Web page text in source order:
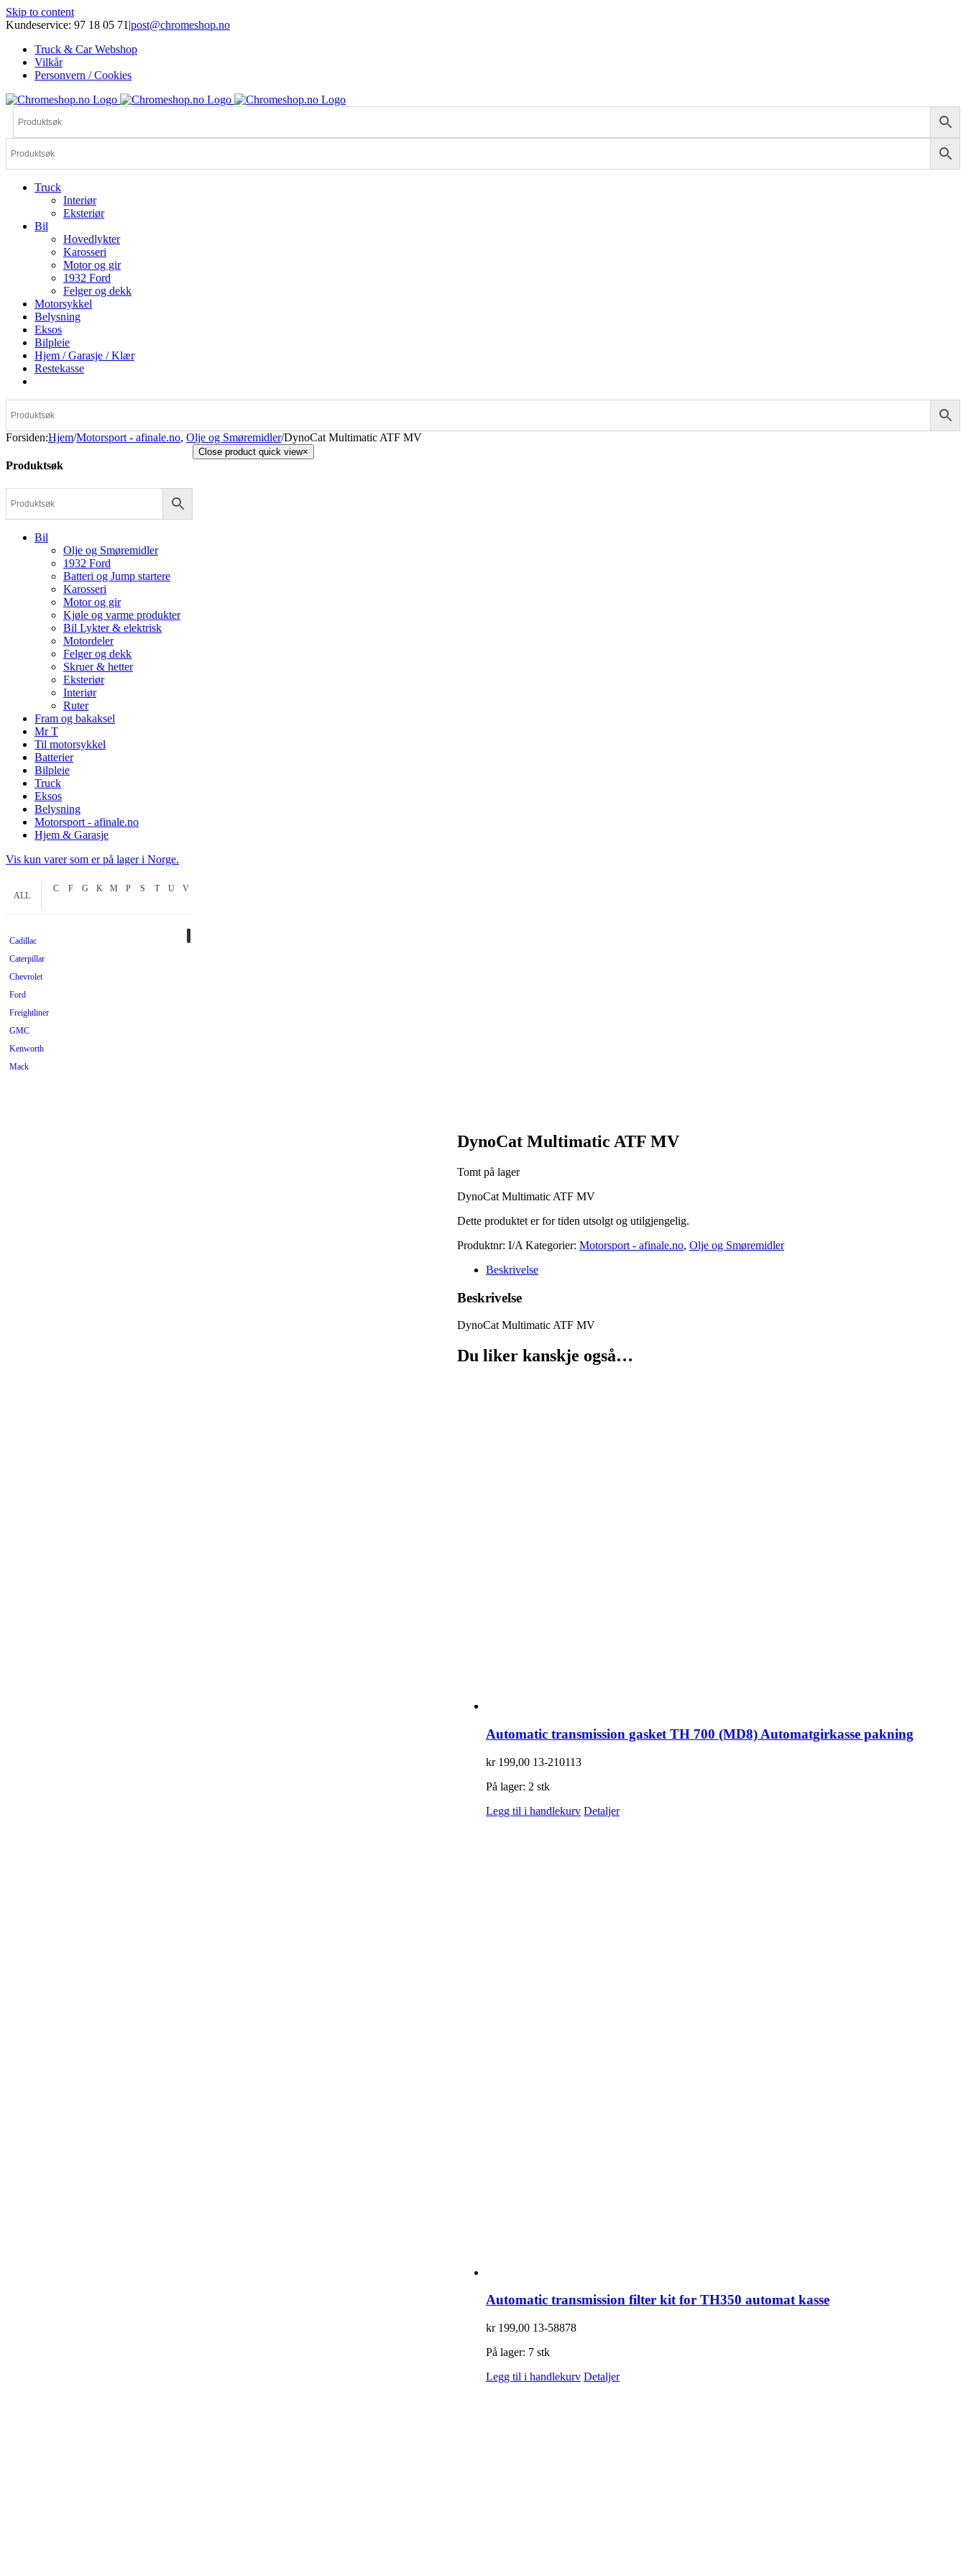
Skip to content
Kundeservice: 97 18 05 71 |post@chromeshop.no
Truck & Car Webshop
Vilkår
Personvern / Cookies
Truck
Interiør
Eksteriør
Bil
Hovedlykter
Karosseri
Motor og gir
1932 Ford
Felger og dekk
Motorsykkel
Belysning
Eksos
Bilpleie
Hjem / Garasje / Klær
Restekasse
Forsiden:Hjem/Motorsport - afinale.no, Olje og Smøremidler/DynoCat Multimatic ATF MV
DynoCat Multimatic ATF MV
Tomt på lager
DynoCat Multimatic ATF MV
Dette produktet er for tiden utsolgt og utilgjengelig.
Produktnr: I/A Kategorier: Motorsport - afinale.no, Olje og Smøremidler
Beskrivelse
Beskrivelse
DynoCat Multimatic ATF MV
Du liker kanskje også…
Automatic transmission gasket TH 700 (MD8) Automatgirkasse pakning
kr199,00 13-210113
På lager: 2 stk
Legg til i handlekurv Detaljer
Automatic transmission filter kit for TH350 automat kasse
kr199,00 13-58878
På lager: 7 stk
Legg til i handlekurv Detaljer
Produktsøk
Bil
Olje og Smøremidler
1932 Ford
Batteri og Jump startere
Karosseri
Motor og gir
Kjøle og varme produkter
Bil Lykter & elektrisk
Motordeler
Felger og dekk
Skruer & hetter
Eksteriør
Interiør
Ruter
Fram og bakaksel
Mr T
Til motorsykkel
Batterier
Bilpleie
Truck
Eksos
Belysning
Motorsport - afinale.no
Hjem & Garasje
Vis kun varer som er på lager i Norge.
ALL
C F G K M P S T U V
Cadillac
Caterpillar
Chevrolet
Ford
Freightliner
GMC
Kenworth
Mack
Close product quick view×